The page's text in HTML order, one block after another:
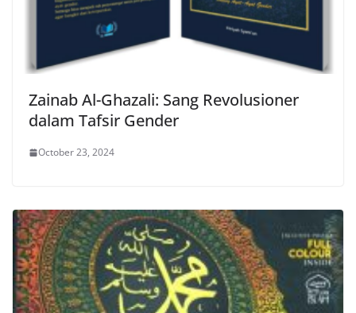
Zainab Al-Ghazali: Sang Revolusioner
dalam Tafsir Gender
October 23, 2024